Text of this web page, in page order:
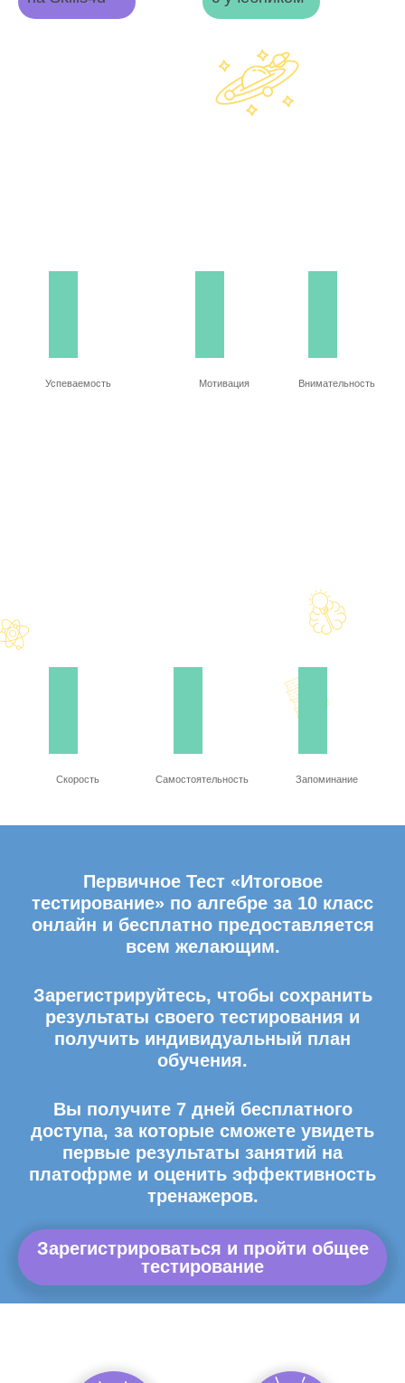
Успеваемость Мотивация Внимательность
Скорость Самостоятельность Запоминание
Первичное Тест «Итоговое
тестирование» по алгебре за 10 класс
онлайн и бесплатно предоставляется
всем желающим.
Зарегистрируйтесь, чтобы сохранить
результаты своего тестирования и
получить индивидуальный план
обучения.
Вы получите 7 дней бесплатного
доступа, за которые сможете увидеть
первые результаты занятий на
платофрме и оценить эффективность
тренажеров.
Зарегистрироваться и пройти общее
тестирование